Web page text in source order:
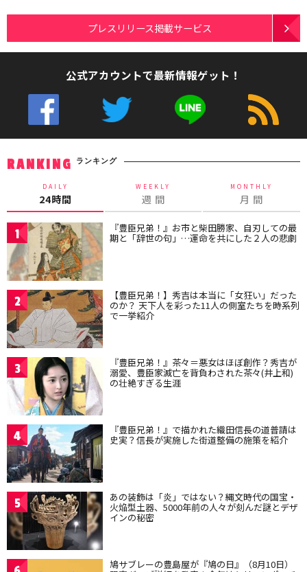
プレスリリース掲載サービス
公式アカウントで最新情報ゲット！
RANKING ランキング
DAILY
24時間
WEEKLY
週 間
MONTHLY
月 間
1 『豊臣兄弟！』お市と柴田勝家、自刃しての最
期と「辞世の句」…運命を共にした２人の悲劇
2 【豊臣兄弟！】秀吉は本当に「女狂い」だった
のか？ 天下人を彩った11人の側室たちを時系列
で一挙紹介
3 『豊臣兄弟！』茶々＝悪女はほぼ創作？秀吉が
溺愛、豊臣家滅亡を背負わされた茶々(井上和)
の壮絶すぎる生涯
4 『豊臣兄弟！』で描かれた織田信長の道普請は
史実？信長が実施した街道整備の施策を紹介
5 あの装飾は「炎」ではない？縄文時代の国宝・
火焔型土器、5000年前の人々が刻んだ謎とデザ
インの秘密
鳩サブレーの豊島屋が『鳩の日』（8月10日）